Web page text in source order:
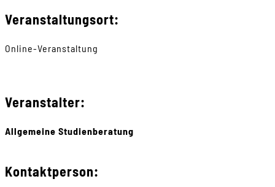
Veranstaltungsort:
Online-Veranstaltung
Veranstalter:
Allgemeine Studienberatung
Kontaktperson: